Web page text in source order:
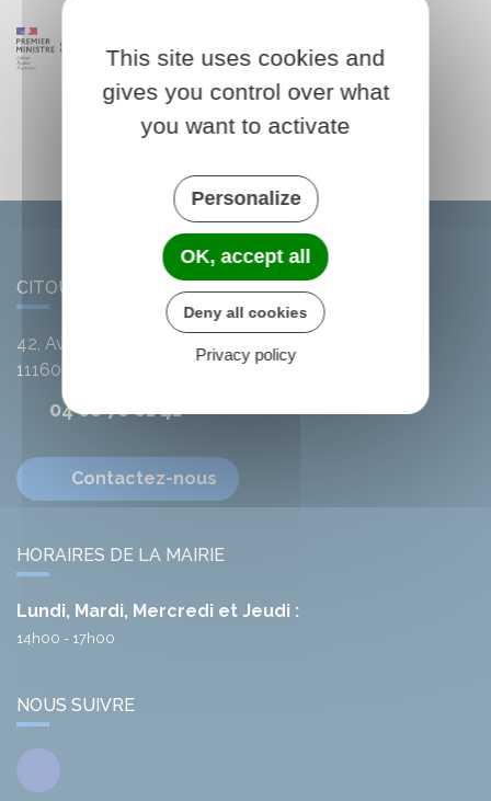
CITOU
42, Avenue de l'Argent-Double
11160
04 68 78 01 41
Contactez-nous
HORAIRES DE LA MAIRIE
Lundi, Mardi, Mercredi et Jeudi :
14h00 - 17h00
NOUS SUIVRE
Facebook
This site uses cookies and
gives you control over what
you want to activate
Personalize
OK, accept all
Deny all cookies
Privacy policy